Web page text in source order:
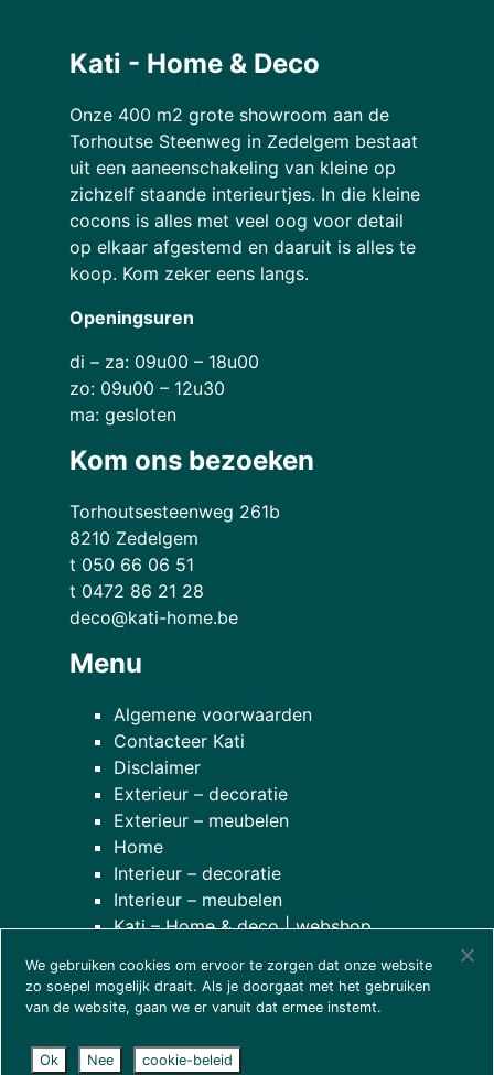
Kati - Home & Deco
Onze 400 m2 grote showroom aan de
Torhoutse Steenweg in Zedelgem bestaat
uit een aaneenschakeling van kleine op
zichzelf staande interieurtjes. In die kleine
cocons is alles met veel oog voor detail
op elkaar afgestemd en daaruit is alles te
koop. Kom zeker eens langs.
Openingsuren
di – za: 09u00 – 18u00
zo: 09u00 – 12u30
ma: gesloten
Kom ons bezoeken
Torhoutsesteenweg 261b
8210 Zedelgem
t 050 66 06 51
t 0472 86 21 28
deco@kati-home.be
Menu
Algemene voorwaarden
Contacteer Kati
Disclaimer
Exterieur – decoratie
Exterieur – meubelen
Home
Interieur – decoratie
Interieur – meubelen
Kati – Home & deco | webshop
over onze winkel
We gebruiken cookies om ervoor te zorgen dat onze website
zo soepel mogelijk draait. Als je doorgaat met het gebruiken
van de website, gaan we er vanuit dat ermee instemt.
Ok Nee cookie-beleid